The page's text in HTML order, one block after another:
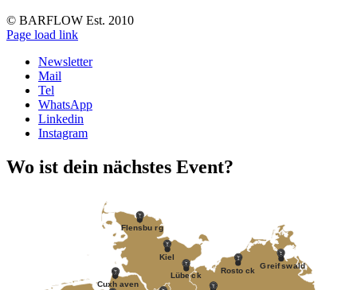
© BARFLOW Est. 2010
Facebook
Instagram
YouTube
Tiktok
LinkedIn
Page load link
Newsletter
Mail
Tel
WhatsApp
Linkedin
Instagram
Wo ist dein nächstes Event?
Greifswald
Lübe c k
Kiel
Cuxh aven
Flensbu rg
Rosto ck